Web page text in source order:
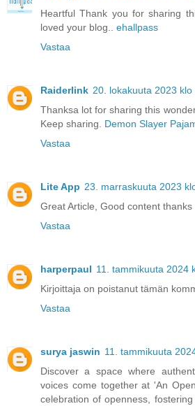
Heartful Thank you for sharing
loved your blog.. ehallpass
Vastaa
Raiderlink 20. lokakuuta 2023 klo
Thanksa lot for sharing this
Keep sharing. Demon Slayer
Vastaa
Lite App 23. marraskuuta 2023
Great Article, Good content thanks
Vastaa
harperpaul 11. tammikuuta 2024
Kirjoittaja on poistanut tämän
Vastaa
surya jaswin 11. tammikuuta
Discover a space where
voices come together at 'An
celebration of openness,